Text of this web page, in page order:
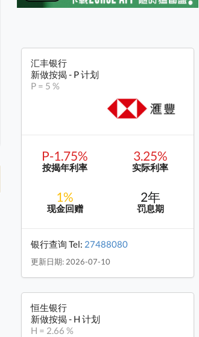
汇丰银行
新做按揭 - P 计划
P = 5 %
P-1.75%
按揭年利率
3.25%
实际利率
1%
现金回赠
2年
罚息期
银行查询 Tel: 27488080
更新日期: 2026-07-10
恒生银行
新做按揭 - H 计划
H = 2.66 %